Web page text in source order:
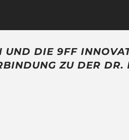
UND DIE 9FF
ZU DER DR.
JETZT FÜR DEN